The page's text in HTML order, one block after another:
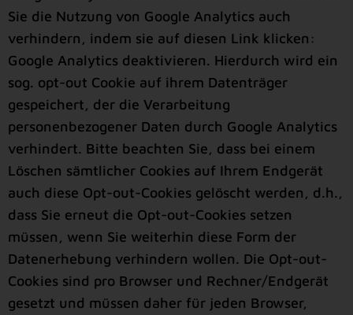
Sie die Nutzung von Google Analytics auch
verhindern, indem sie auf diesen Link klicken:
Google Analytics deaktivieren. Hierdurch wird ein
sog. opt-out Cookie auf ihrem Datenträger
gespeichert, der die Verarbeitung
personenbezogener Daten durch Google Analytics
verhindert. Bitte beachten Sie, dass bei einem
Löschen sämtlicher Cookies auf Ihrem Endgerät
auch diese Opt-out-Cookies gelöscht werden, d.h.,
dass Sie erneut die Opt-out-Cookies setzen
müssen, wenn Sie weiterhin diese Form der
Datenerhebung verhindern wollen. Die Opt-out-
Cookies sind pro Browser und Rechner/Endgerät
gesetzt und müssen daher für jeden Browser,